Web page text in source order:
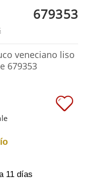
679353
veneciano liso
679353
11 días